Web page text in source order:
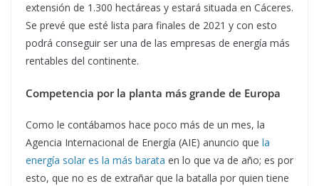
extensión de 1.300 hectáreas y estará situada en Cáceres.
Se prevé que esté lista para finales de 2021 y con esto
podrá conseguir ser una de las empresas de energía más
rentables del continente.
Competencia por la planta más grande de Europa
Como le contábamos hace poco más de un mes, la
Agencia Internacional de Energía (AIE) anuncio que la
energía solar es la más barata en lo que va de año; es por
esto, que no es de extrañar que la batalla por quien tiene